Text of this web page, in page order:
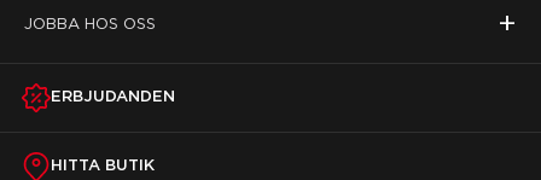
JOBBA HOS OSS +
ERBJUDANDEN
HITTA BUTIK